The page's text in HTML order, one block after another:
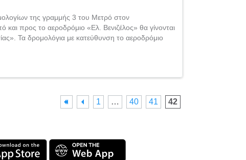
της γραμμής 3 του Μετρό στον
και προς το αεροδρόμιο «Ελ. Βενιζέλος» θα γίνονται
Τα δρομολόγια με κατεύθυνση το αεροδρόμιο
1 … 40 41 42